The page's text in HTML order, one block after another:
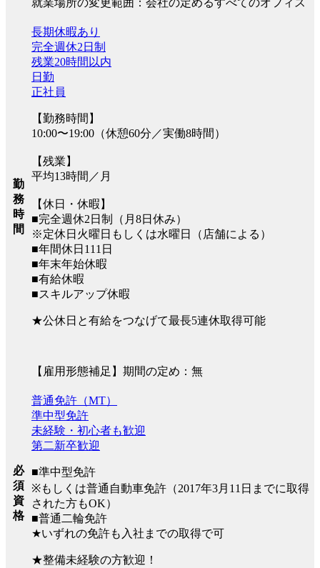
就業場所の変更範囲：会社の定めるすべてのオフィス
勤
務
時
間
長期休暇あり
完全週休2日制
残業20時間以内
日勤
正社員
【勤務時間】
10:00〜19:00（休憩60分／実働8時間）
【残業】
平均13時間／月
【休日・休暇】
■完全週休2日制（月8日休み）
※定休日火曜日もしくは水曜日（店舗による）
■年間休日111日
■年末年始休暇
■有給休暇
■スキルアップ休暇
★公休日と有給をつなげて最長5連休取得可能
【雇用形態補足】期間の定め：無
必
須
資
格
普通免許（MT）
準中型免許
未経験・初心者も歓迎
第二新卒歓迎
■準中型免許
※もしくは普通自動車免許（2017年3月11日までに取得
された方もOK）
■普通二輪免許
★いずれの免許も入社までの取得で可
★整備未経験の方歓迎！